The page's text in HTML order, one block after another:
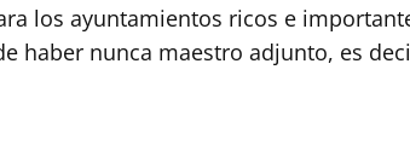
los ayuntamientos ricos e
haber nunca maestro adjunto, es